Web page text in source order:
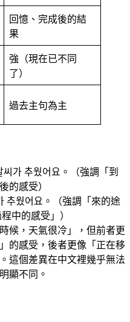
回憶、完成後的結
果
強（現在已不同
了）
過去主句為主
가 추웠어요。（強調「到
的感受）
추웠어요。（強調「來的途
中的感受」）
候，天氣很冷」，但前者更
的感受，後者更像「正在移
這個差異在中文裡幾乎無法
顯不同。